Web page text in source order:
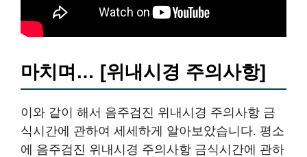
마치며… [위내시경 주의사항]
이와 같이 해서 음주검진 위내시경 주의사항 금
식시간에 관하여 세세하게 알아보았습니다. 평소
에 음주검진 위내시경 주의사항 금식시간에 관하